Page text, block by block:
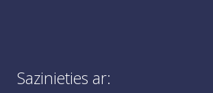
Sazinieties ar: